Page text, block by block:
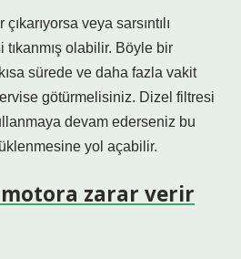
veya sarsıntılı
tıkanmış olabilir. Böyle bir
sürede ve daha fazla vakit
götürmelisiniz. Dizel filtresi
devam ederseniz bu
yol açabilir.
motora zarar verir